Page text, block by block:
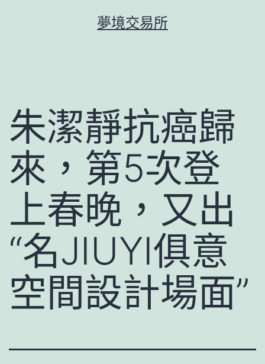
夢境交易所
朱潔靜抗癌歸
來，第5次登
上春晚，又出
“名JIUYI俱意
空間設計場面”